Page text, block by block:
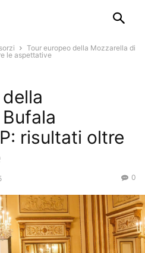
Tour europeo della Mozzarella di
le aspettative
risultati oltre
0